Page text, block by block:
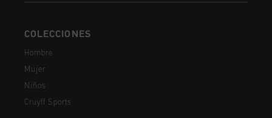
COLECCIONES
Hombre
Mujer
Niños
Cruyff Sports